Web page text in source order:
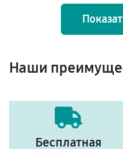
Наши
Бесплатная